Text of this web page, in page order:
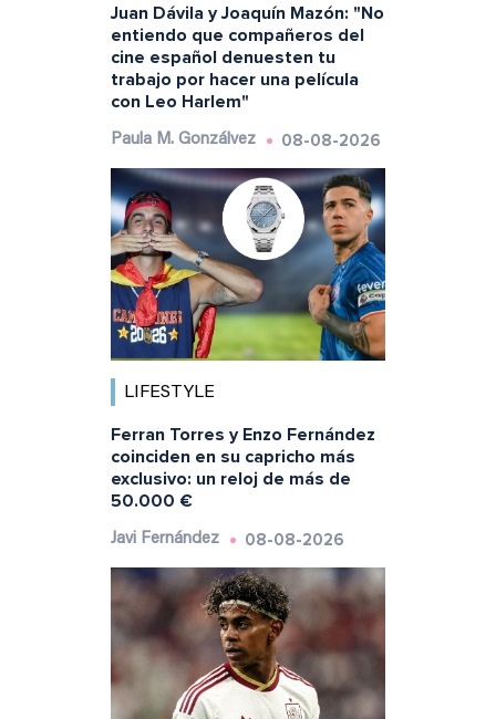
Juan Dávila y Joaquín Mazón: "No
entiendo que compañeros del
cine español denuesten tu
trabajo por hacer una película
con Leo Harlem"
Paula M. Gonzálvez 08-08-2026
LIFESTYLE
Ferran Torres y Enzo Fernández
coinciden en su capricho más
exclusivo: un reloj de más de
50.000 €
Javi Fernández 08-08-2026